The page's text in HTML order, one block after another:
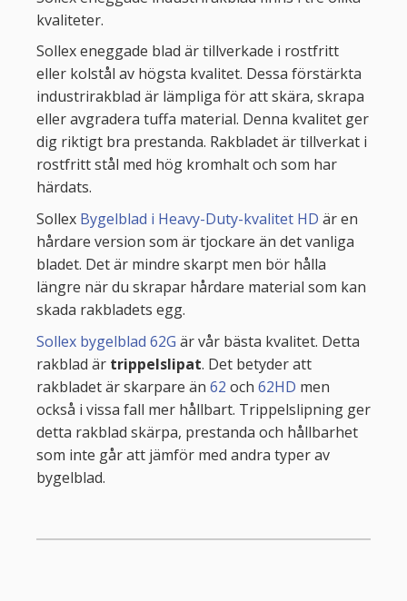
kvaliteter.
Sollex eneggade blad är tillverkade i rostfritt
eller kolstål av högsta kvalitet. Dessa förstärkta
industrirakblad är lämpliga för att skära, skrapa
eller avgradera tuffa material. Denna kvalitet ger
dig riktigt bra prestanda. Rakbladet är tillverkat i
rostfritt stål med hög kromhalt och som har
härdats.
Sollex Bygelblad i Heavy-Duty-kvalitet HD är en
hårdare version som är tjockare än det vanliga
bladet. Det är mindre skarpt men bör hålla
längre när du skrapar hårdare material som kan
skada rakbladets egg.
Sollex bygelblad 62G är vår bästa kvalitet. Detta
rakblad är trippelslipat. Det betyder att
rakbladet är skarpare än 62 och 62HD men
också i vissa fall mer hållbart. Trippelslipning ger
detta rakblad skärpa, prestanda och hållbarhet
som inte går att jämför med andra typer av
bygelblad.